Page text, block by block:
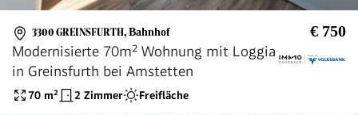
3300 GREINSFURTH, Bahnhof € 750
Modernisierte 70m² Wohnung mit Loggia
in Greinsfurth bei Amstetten
70 m² 2 Zimmer Freifläche